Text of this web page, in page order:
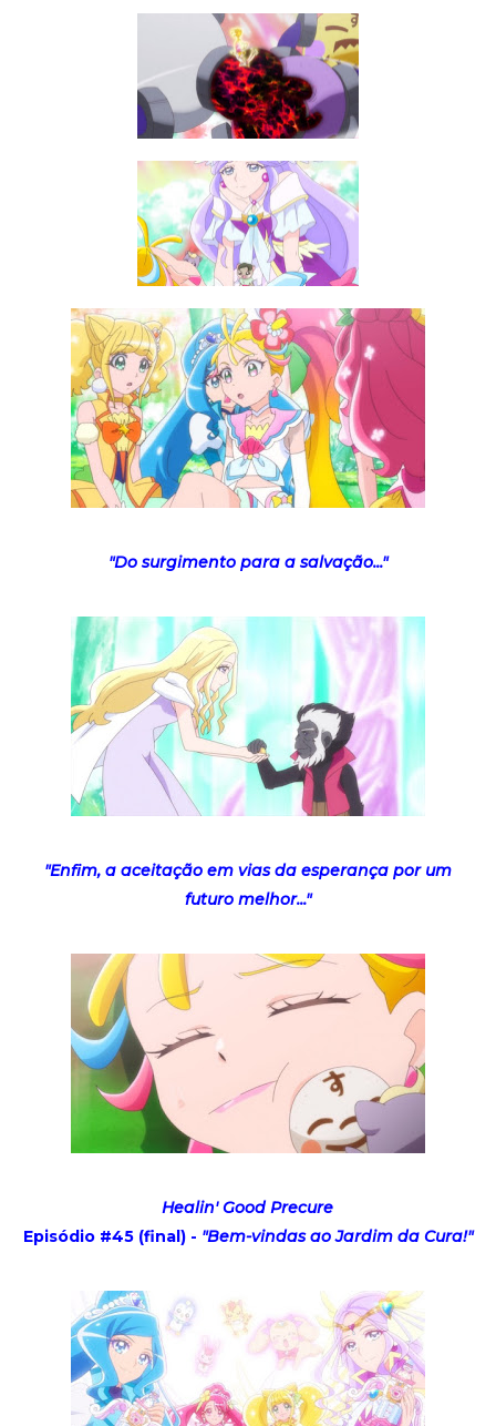
"Do surgimento para a salvação..."
"Enfim, a aceitação em vias da esperança por um
futuro melhor..."
Healin' Good Precure
Episódio #45 (final) - "Bem-vindas ao Jardim da Cura!"